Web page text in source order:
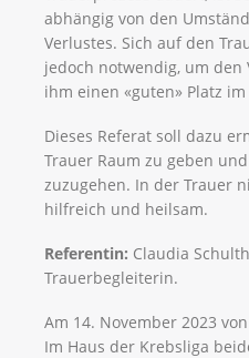
abhängig von den
Verlustes. Sich auf den
jedoch notwendig, um
ihm einen «guten» Platz
Dieses Referat soll dazu
Trauer Raum zu geben
zuzugehen. In der Trauer
hilfreich und heilsam.
Referentin: Claudia
Trauerbegleiterin.
Am 14. November 2023
Im Haus der Krebsliga